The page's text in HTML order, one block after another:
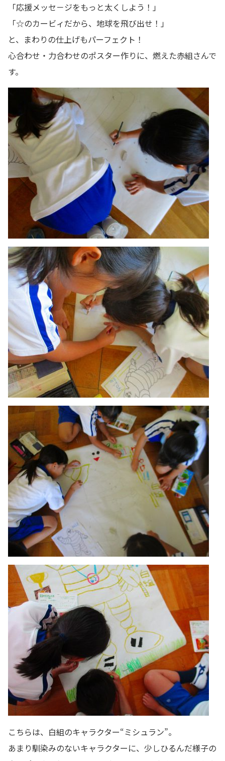
「応援メッセ－ジをもっと太くしよう！」
「☆のカービィだから、地球を飛び出せ！」
と、まわりの仕上げもパーフェクト！
心合わせ・力合わせのポスター作りに、燃えた赤組さんで
す。
こちらは、白組のキャラクター“ミシュラン”。
あまり馴染みのないキャラクターに、少しひるんだ様子の